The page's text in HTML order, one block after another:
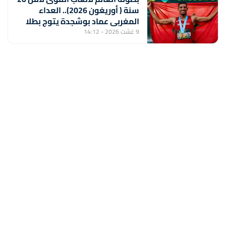
سنة ( أوريغون 2026).. العداء
المغربي عماد بوشجدة يتوج بطلا
للعالم في سباق 800 متر
9 غشت 2026 - 14:12